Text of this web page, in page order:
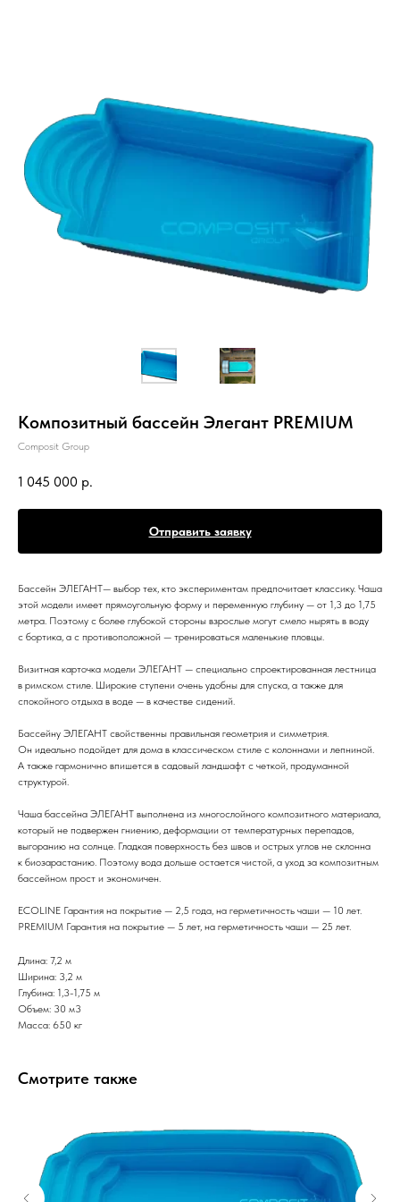
Композитный бассейн Элегант PREMIUM
Composit Group
1 045 000 р.
Отправить заявку
Бассейн ЭЛЕГАНТ— выбор тех, кто экспериментам предпочитает классику. Чаша
этой модели имеет прямоугольную форму и переменную глубину — от 1,3 до 1,75
метра. Поэтому с более глубокой стороны взрослые могут смело нырять в воду
с бортика, а с противоположной — тренироваться маленькие пловцы.
Визитная карточка модели ЭЛЕГАНТ — специально спроектированная лестница
в римском стиле. Широкие ступени очень удобны для спуска, а также для
спокойного отдыха в воде — в качестве сидений.
Бассейну ЭЛЕГАНТ свойственны правильная геометрия и симметрия.
Он идеально подойдет для дома в классическом стиле с колоннами и лепниной.
А также гармонично впишется в садовый ландшафт с четкой, продуманной
структурой.
Чаша бассейна ЭЛЕГАНТ выполнена из многослойного композитного материала,
который не подвержен гниению, деформации от температурных перепадов,
выгоранию на солнце. Гладкая поверхность без швов и острых углов не склонна
к биозарастанию. Поэтому вода дольше остается чистой, а уход за композитным
бассейном прост и экономичен.
ECOLINE Гарантия на покрытие — 2,5 года, на герметичность чаши — 10 лет.
PREMIUM Гарантия на покрытие — 5 лет, на герметичность чаши — 25 лет.
Длина: 7,2 м
Ширина: 3,2 м
Глубина: 1,3-1,75 м
Объем: 30 м3
Масса: 650 кг
Смотрите также